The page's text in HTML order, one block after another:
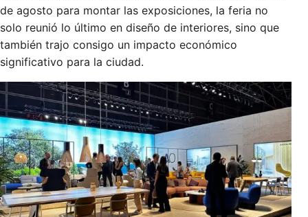
de agosto para montar las exposiciones, la feria no
solo reunió lo último en diseño de interiores, sino que
también trajo consigo un impacto económico
significativo para la ciudad.